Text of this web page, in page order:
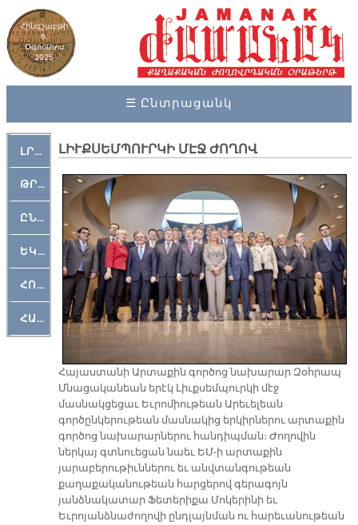
Հինգշաբթի
6,
Օգոստոս
2026
☰ Ընտրացանկ
ԼՐԱՀՈՍ
ԹՐՔԱՀԱՅ ԿԵԱՆՔ
ԸՆԿԵՐԱՄՇԱԿՈՒԹԱՅԻՆ
ԵԿԵՂԵՑԱԿԱՆ
ՀՈԳԵՄՏԱՒՈՐ
ՀԱՐԹԱԿ
ԼԻՒՔՍԵՄՊՈՒՐԿԻ ՄԷՋ ԺՈՂՈՎ
Հայաստանի Արտաքին գործոց նախարար Զօհրապ
Մնացականեան երէկ Լիւքսեմպուրկի մէջ
մասնակցեցաւ Եւրոմիութեան Արեւելեան
գործընկերութեան մասնակից երկիրներու արտաքին
գործոց նախարարներու հանդիպման։ Ժողովին
ներկայ գտնուեցան նաեւ ԵՄ-ի արտաքին
յարաբերութիւններու եւ անվտանգութեան
քաղաքականութեան հարցերով գերագոյն
յանձնակատար Ֆետերիքա Մոկերինի եւ
Եւրոյանձնաժողովի ընդլայնման ու հարեւանութեան